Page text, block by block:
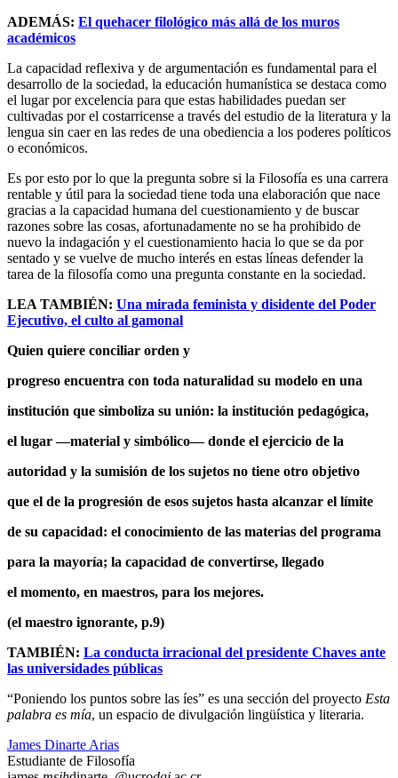
ADEMÁS: El quehacer filológico más allá de los muros
académicos
La capacidad reflexiva y de argumentación es fundamental para el
desarrollo de la sociedad, la educación humanística se destaca como
el lugar por excelencia para que estas habilidades puedan ser
cultivadas por el costarricense a través del estudio de la literatura y la
lengua sin caer en las redes de una obediencia a los poderes políticos
o económicos.
Es por esto por lo que la pregunta sobre si la Filosofía es una carrera
rentable y útil para la sociedad tiene toda una elaboración que nace
gracias a la capacidad humana del cuestionamiento y de buscar
razones sobre las cosas, afortunadamente no se ha prohibido de
nuevo la indagación y el cuestionamiento hacia lo que se da por
sentado y se vuelve de mucho interés en estas líneas defender la
tarea de la filosofía como una pregunta constante en la sociedad.
LEA TAMBIÉN: Una mirada feminista y disidente del Poder
Ejecutivo, el culto al gamonal
Quien quiere conciliar orden y
progreso encuentra con toda naturalidad su modelo en una
institución que simboliza su unión: la institución pedagógica,
el lugar —material y simbólico— donde el ejercicio de la
autoridad y la sumisión de los sujetos no tiene otro objetivo
que el de la progresión de esos sujetos hasta alcanzar el límite
de su capacidad: el conocimiento de las materias del programa
para la mayoría; la capacidad de convertirse, llegado
el momento, en maestros, para los mejores.
(el maestro ignorante, p.9)
TAMBIÉN: La conducta irracional del presidente Chaves ante
las universidades públicas
“Poniendo los puntos sobre las íes” es una sección del proyecto Esta
palabra es mía, un espacio de divulgación lingüística y literaria.
James Dinarte Arias
Estudiante de Filosofía